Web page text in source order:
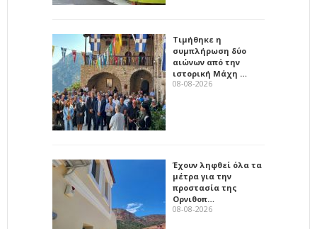
Τιμήθηκε η
συμπλήρωση δύο
αιώνων από την
ιστορική Μάχη …
08-08-2026
Έχουν ληφθεί όλα τα
μέτρα για την
προστασία της
Ορνιθοπ…
08-08-2026